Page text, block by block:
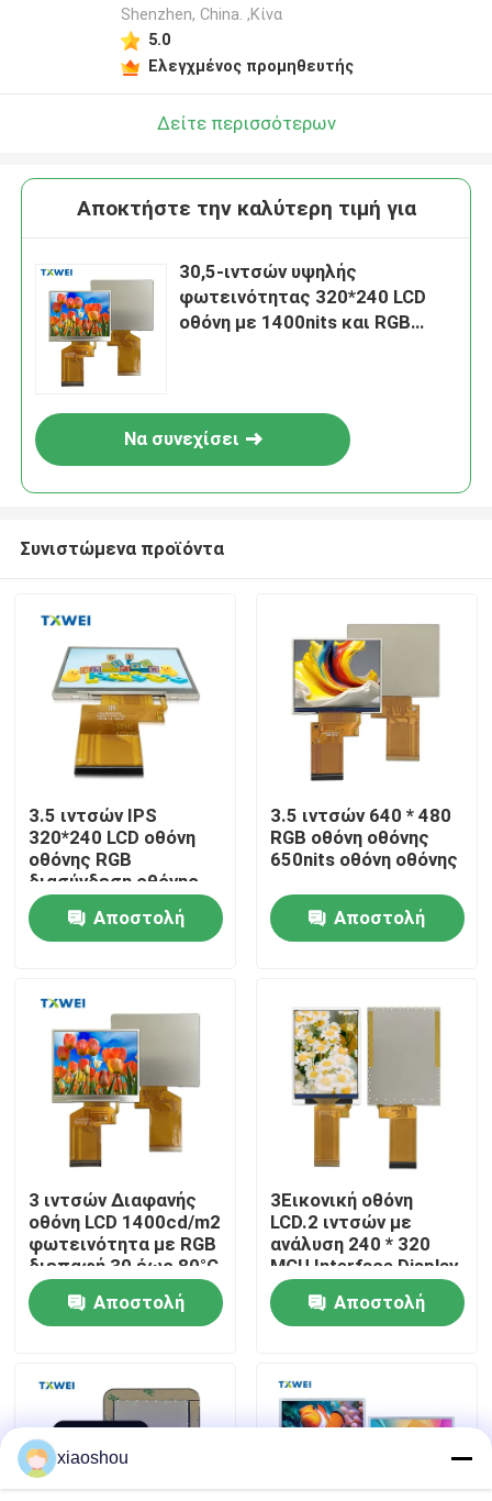
Σπίτι
Προϊόντα
Σχετικά με εμάς
Επισκεψή εργοστασίου
Έλεγχος ποιότητας
Ειδήσεις
Ζητήστε μια προσφορά
Ενότητα TFT LCD
Οθόνη TFT LCD
Shenzhen, China. ,Κίνα
5.0
Ελεγχμένος προμηθευτής
Δείτε περισσότερων
Αποκτήστε την καλύτερη τιμή για
30,5-ιντσών υψηλής
φωτεινότητας 320*240 LCD
οθόνη με 1400nits και RGB
Να συνεχίσει
Συνιστώμενα προϊόντα
3.5 ιντσών IPS
320*240 LCD οθόνη
οθόνης RGB
διασύνδεση οθόνης
κονσόλας παιχνιδιού
Αποστολή
3.5 ιντσών 640 * 480
RGB οθόνη οθόνης
650nits οθόνη οθόνης
Αποστολή
3 ιντσών Διαφανής
οθόνη LCD 1400cd/m2
φωτεινότητα με RGB
διεπαφή 30 έως 80°C
Θέρμανση
αποθήκευσης
Αποστολή
3Εικονική οθόνη
LCD.2 ιντσών με
ανάλυση 240 * 320
MCU Interface Display
Module
Αποστολή
xiaoshou